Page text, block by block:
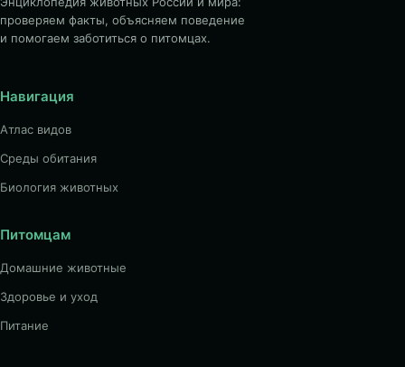
проверяем факты, объясняем поведение
и помогаем заботиться о питомцах.
Навигация
Атлас видов
Среды обитания
Биология животных
Питомцам
Домашние животные
Здоровье и уход
Питание